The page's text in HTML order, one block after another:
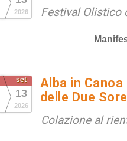
2026 Festival Olistico
set
13
2026
Alba in
delle Due
Colazione al